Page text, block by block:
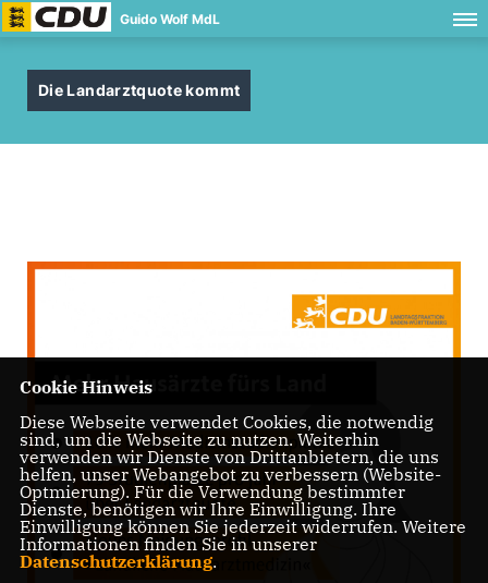
Guido Wolf MdL
Die Landarztquote kommt
Cookie Hinweis
Diese Webseite verwendet Cookies, die notwendig
sind, um die Webseite zu nutzen. Weiterhin
verwenden wir Dienste von Drittanbietern, die uns
helfen, unser Webangebot zu verbessern (Website-
Optmierung). Für die Verwendung bestimmter
Dienste, benötigen wir Ihre Einwilligung. Ihre
Einwilligung können Sie jederzeit widerrufen. Weitere
Informationen finden Sie in unserer
Datenschutzerklärung.